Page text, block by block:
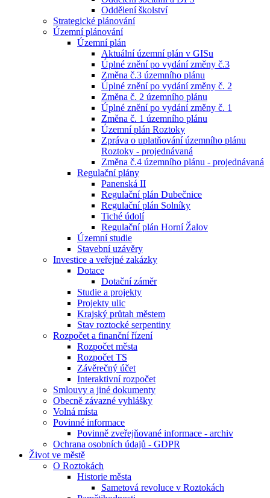
Oddělení školství
Strategické plánování
Územní plánování
Územní plán
Aktuální územní plán v GISu
Úplné znění po vydání změny č.3
Změna č.3 územního plánu
Úplné znění po vydání změny č. 2
Změna č. 2 územního plánu
Úplné znění po vydání změny č. 1
Změna č. 1 územního plánu
Územní plán Roztoky
Zpráva o uplatňování územního plánu
Roztoky - projednávaná
Změna č.4 územního plánu - projednávaná
Regulační plány
Panenská II
Regulační plán Dubečnice
Regulační plán Solníky
Tiché údolí
Regulační plán Horní Žalov
Územní studie
Stavební uzávěry
Investice a veřejné zakázky
Dotace
Dotační záměr
Studie a projekty
Projekty ulic
Krajský průtah městem
Stav roztocké serpentiny
Rozpočet a finanční řízení
Rozpočet města
Rozpočet TS
Závěrečný účet
Interaktivní rozpočet
Smlouvy a jiné dokumenty
Obecně závazné vyhlášky
Volná místa
Povinné informace
Povinně zveřejňované informace - archiv
Ochrana osobních údajů - GDPR
Život ve městě
O Roztokách
Historie města
Sametová revoluce v Roztokách